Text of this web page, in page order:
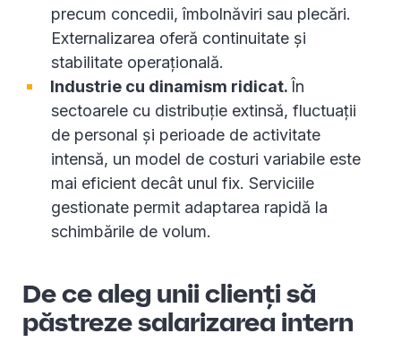
precum concedii, îmbolnăviri sau plecări.
Externalizarea oferă continuitate și
stabilitate operațională.
Industrie cu dinamism ridicat. În
sectoarele cu distribuție extinsă, fluctuații
de personal și perioade de activitate
intensă, un model de costuri variabile este
mai eficient decât unul fix. Serviciile
gestionate permit adaptarea rapidă la
schimbările de volum.
De ce aleg unii clienți să
păstreze salarizarea intern